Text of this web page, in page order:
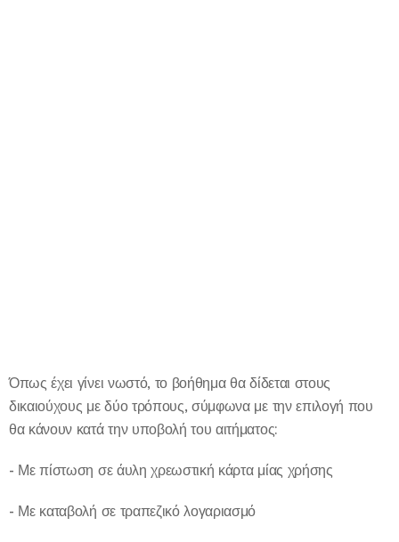
Όπως έχει γίνει νωστό, το βοήθημα θα δίδεται στους
δικαιούχους με δύο τρόπους, σύμφωνα με την επιλογή που
θα κάνουν κατά την υποβολή του αιτήματος:
- Με πίστωση σε άυλη χρεωστική κάρτα μίας χρήσης
- Με καταβολή σε τραπεζικό λογαριασμό